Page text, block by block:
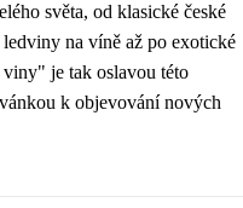
světa, od klasické české
na víně až po exotické
je tak oslavou této
k objevování nových